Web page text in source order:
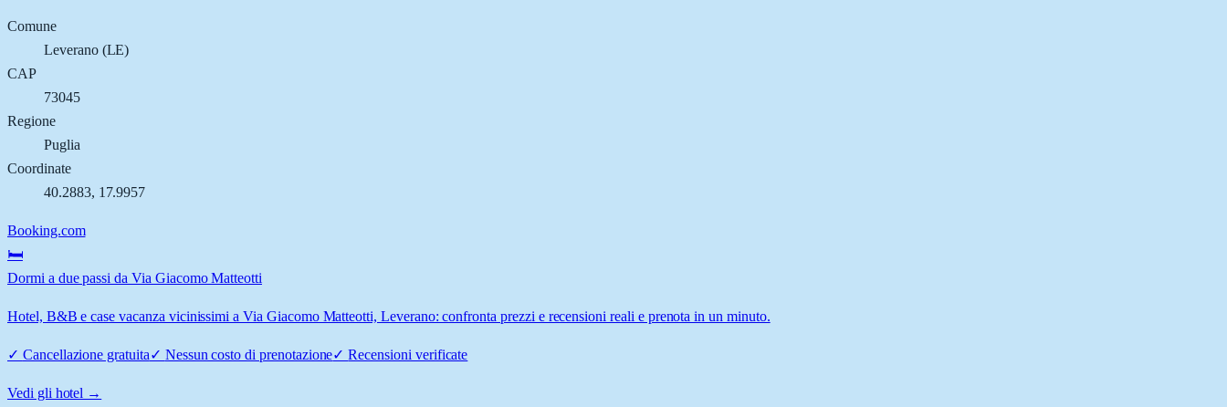
Comune
Leverano(LE)
CAP
73045
Regione
Puglia
Coordinate
40.2883, 17.9957
Booking.com
🛏️
Dormi a due passi da Via Giacomo Matteotti
Hotel, B&B e case vacanza vicinissimi a Via Giacomo Matteotti, Leverano: confronta prezzi e recensioni reali e prenota in un minuto.
✓ Cancellazione gratuita✓ Nessun costo di prenotazione✓Recensioni verificate
Vedi gli hotel →